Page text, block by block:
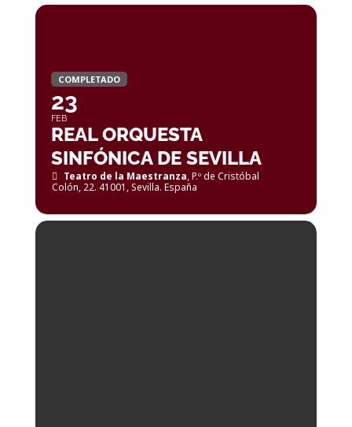
COMPLETADO
23
FEB
REAL ORQUESTA
SINFÓNICA DE SEVILLA
Teatro de la Maestranza, P.º de Cristóbal
Colón, 22. 41001, Sevilla. España